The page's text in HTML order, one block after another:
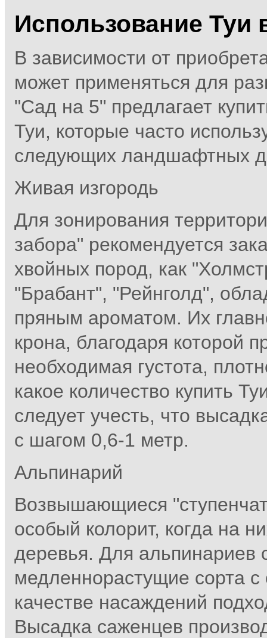
Использование Туи
В зависимости от
может применяться для
"Сад на 5" предлагает
Туи, которые часто
следующих ландшафтных
Живая изгородь
Для зонирования
забора" рекомендуется
хвойных пород, как
"Брабант", "Рейнголд",
пряным ароматом. Их
крона, благодаря которой
необходимая густота,
какое количество купить
следует учесть, что
с шагом 0,6-1 метр.
Альпинарий
Возвышающиеся
особый колорит, когда на
деревья. Для альпинариев
медленнорастущие сорта
качестве насаждений
Высадка саженцев